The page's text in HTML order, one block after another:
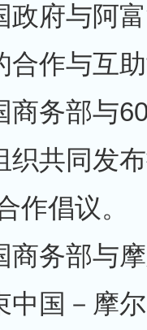
府与阿富
合作与互
务部与60
织共同发
作倡议。
务部与摩
中国－摩